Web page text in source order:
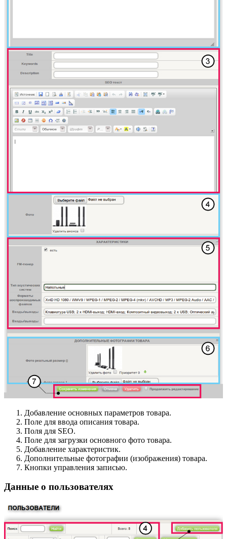
Добавление основных параметров товара.
Поле для ввода описания товара.
Поля для SEO.
Поле для загрузки основного фото товара.
Добавление характеристик.
Дополнительные фотографии (изображения) товара.
Кнопки управления записью.
Данные о пользователях